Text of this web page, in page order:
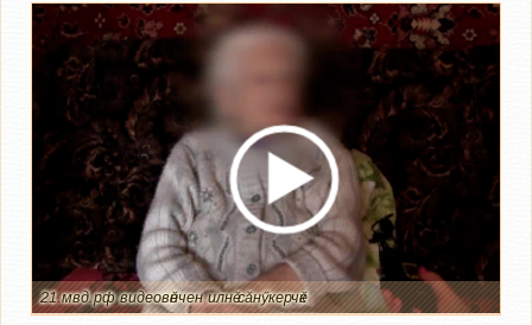
21.мвд.рф видеовӗнчен илнӗ сӑнӳкерчӗк